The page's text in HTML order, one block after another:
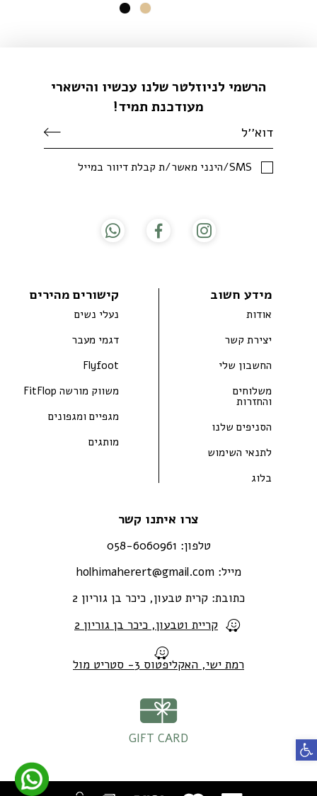
פתח סרגל נגישות
מידע חשוב
אודות
יצירת קשר
החשבון שלי
משלוחים
והחזרות
הסניפים שלנו
לתנאי השימוש
בלוג
קישורים מהירים
נעלי נשים
דגמי מעבר
Flyfoot
משווק מורשה FitFlop
מגפיים ומגפונים
מותגים
צרו איתנו קשר
טלפון: 058-6060961
מייל: holhimaherert@gmail.com
כתובת: קרית טבעון, כיכר בן גוריון 2
קריית וטבעון, כיכר בן גוריון 2
רמת ישי, האקליפטוס 3- סטריט מול
GIFT CARD
הרשמי לניוזלטר שלנו עכשיו והישארי
מעודכנת תמיד!
SMS/הינני מאשר/ת קבלת דיוור במייל